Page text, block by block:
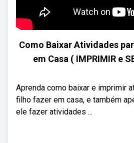
Como Baixar Atividades
em Casa ( IMPRIMIR e
Aprenda como baixar e imprimir
filho fazer em casa, e também
ele fazer atividades ...